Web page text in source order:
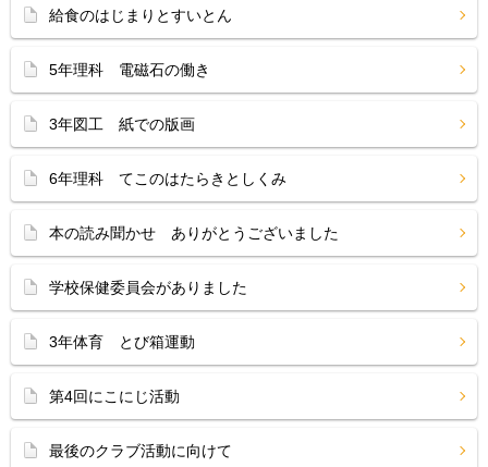
給食のはじまりとすいとん
5年理科 電磁石の働き
3年図工 紙での版画
6年理科 てこのはたらきとしくみ
本の読み聞かせ ありがとうございました
学校保健委員会がありました
3年体育 とび箱運動
第4回にこにじ活動
最後のクラブ活動に向けて